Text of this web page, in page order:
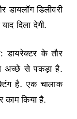
डिलीवरी
दिला देगी.
डायरेक्टर के तौर
अच्छे से पकड़ा है.
है. एक चालाक
किया है.